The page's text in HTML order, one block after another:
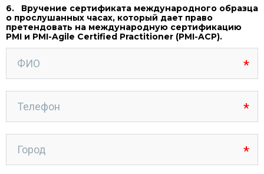
6. Вручение сертификата международного образца
о прослушанных часах, который дает право
претендовать на международную сертификацию
PMI и PMI-Agile Certified Practitioner (PMI-ACP).